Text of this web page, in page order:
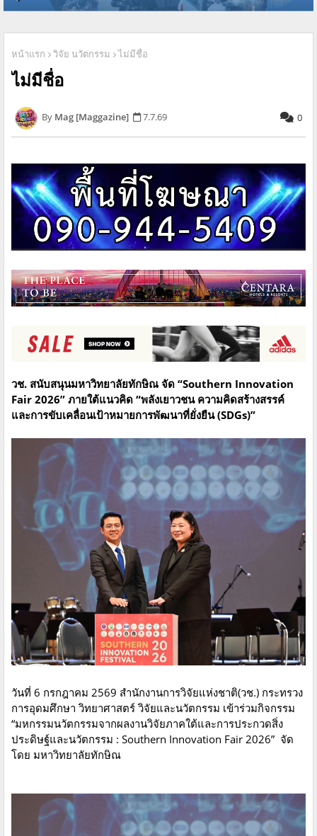
หน้าแรก วิจัย นวัตกรรม ไม่มีชื่อ
ไม่มีชื่อ
Mag [Maggazine] 7.7.69 0
วช. สนับสนุนมหาวิทยาลัยทักษิณ จัด “Southern Innovation
Fair 2026” ภายใต้แนวคิด “พลังเยาวชน ความคิดสร้างสรรค์
และการขับเคลื่อนเป้าหมายการพัฒนาที่ยั่งยืน (SDGs)”
วันที่ 6 กรกฎาคม 2569 สำนักงานการวิจัยแห่งชาติ(วช.) กระทรวง
การอุดมศึกษา วิทยาศาสตร์ วิจัยและนวัตกรรม เข้าร่วมกิจกรรม
“มหกรรมนวัตกรรมจากผลงานวิจัยภาคใต้และการประกวดสิ่ง
ประดิษฐ์และนวัตกรรม : Southern Innovation Fair 2026” จัด
โดย มหาวิทยาลัยทักษิณ